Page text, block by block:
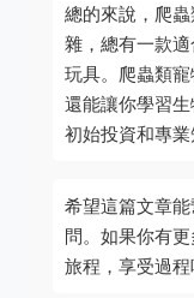
總的來說，爬
雜，總有一款
玩具。爬蟲類
還能讓你學習
初始投資和專業
希望這篇文章
問。如果你有
旅程，享受過程